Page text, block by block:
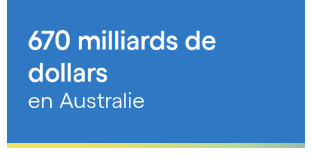
670 milliards de
dollars
en Australie